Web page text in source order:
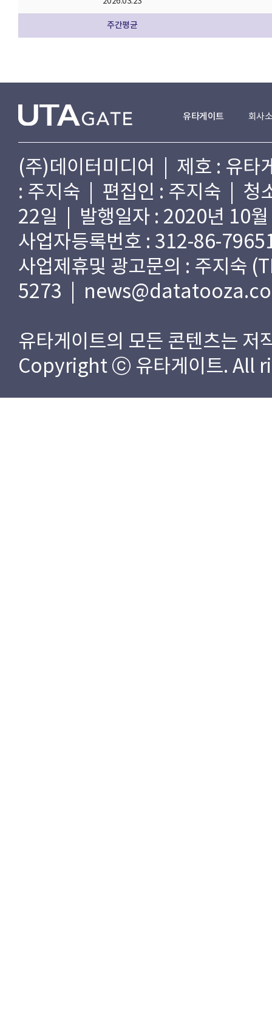
주간평균
유타게이트 회사
(주)데이터미디어 | 제호 : 유
: 주지숙 | 편집인 : 주지숙 | 청
22일 | 발행일자 : 2020년 10
사업자등록번호 : 312-86-
사업제휴및 광고문의 : 주지숙
5273 |
유타게이트의 모든 콘텐츠는 저
Copyright ⓒ 유타게이트. All